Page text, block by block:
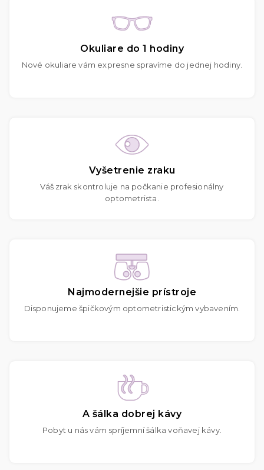
Okuliare do 1 hodiny
Nové okuliare vám expresne spravíme do jednej hodiny.
Vyšetrenie zraku
Váš zrak skontroluje na počkanie profesionálny
optometrista.
Najmodernejšie prístroje
Disponujeme špičkovým optometristickým vybavením.
A šálka dobrej kávy
Pobyt u nás vám spríjemní šálka voňavej kávy.